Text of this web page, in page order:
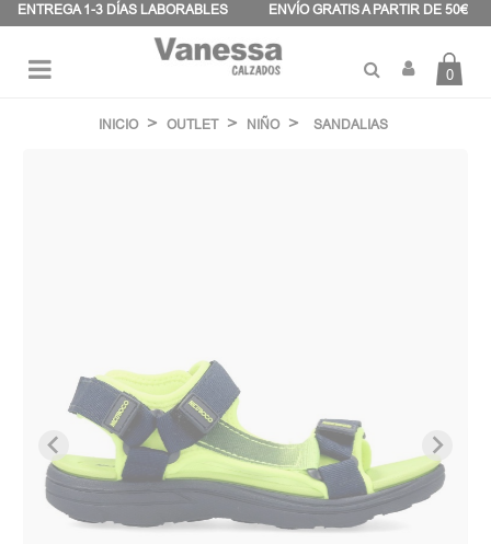
ENTREGA 1-3 DÍAS LABORABLES ENVÍO GRATIS A PARTIR DE 50€
palanca
0
INICIO OUTLET NIÑO SANDALIAS
Panel de gestión de cookies